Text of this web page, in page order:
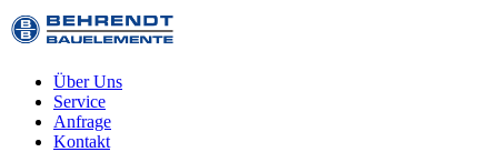
Über Uns
Service
Anfrage
Kontakt